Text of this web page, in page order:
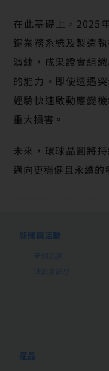
在此基礎上，2025
鍵業務系統及製造
演練，成果證實組
的能力。即使遭遇
經驗快速啟動應變
重大損害。
未來，環球晶圓將
邁向更穩健且永續的
新聞與活動
新聞訊息
法說會訊息
產品